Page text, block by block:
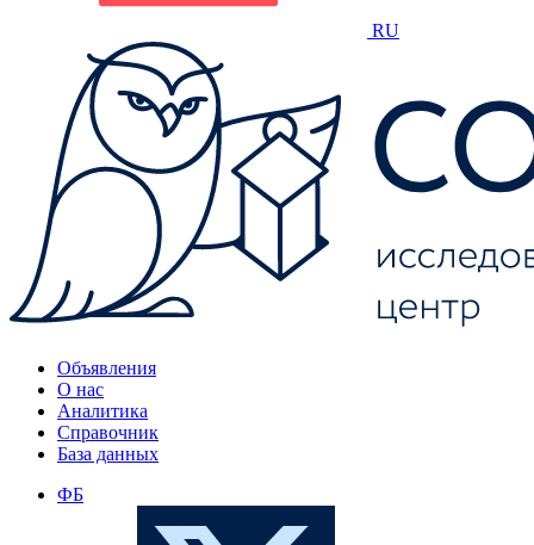
RU
Объявления
О нас
Аналитика
Справочник
База данных
ФБ